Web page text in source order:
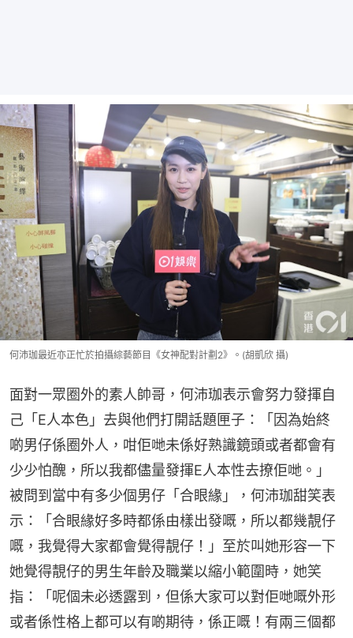
何沛珈最近亦正忙於拍攝綜藝節目《女神配對計劃2》。(胡凱欣 攝)
面對一眾圈外的素人帥哥，何沛珈表示會努力發揮自
己「E人本色」去與他們打開話題匣子：「因為始終
啲男仔係圈外人，咁佢哋未係好熟識鏡頭或者都會有
少少怕醜，所以我都儘量發揮E人本性去撩佢哋。」
被問到當中有多少個男仔「合眼緣」，何沛珈甜笑表
示：「合眼緣好多時都係由樣出發嘅，所以都幾靚仔
嘅，我覺得大家都會覺得靚仔！」至於叫她形容一下
她覺得靚仔的男生年齡及職業以縮小範圍時，她笑
指：「呢個未必透露到，但係大家可以對佢哋嘅外形
或者係性格上都可以有啲期待，係正嘅！有兩三個都